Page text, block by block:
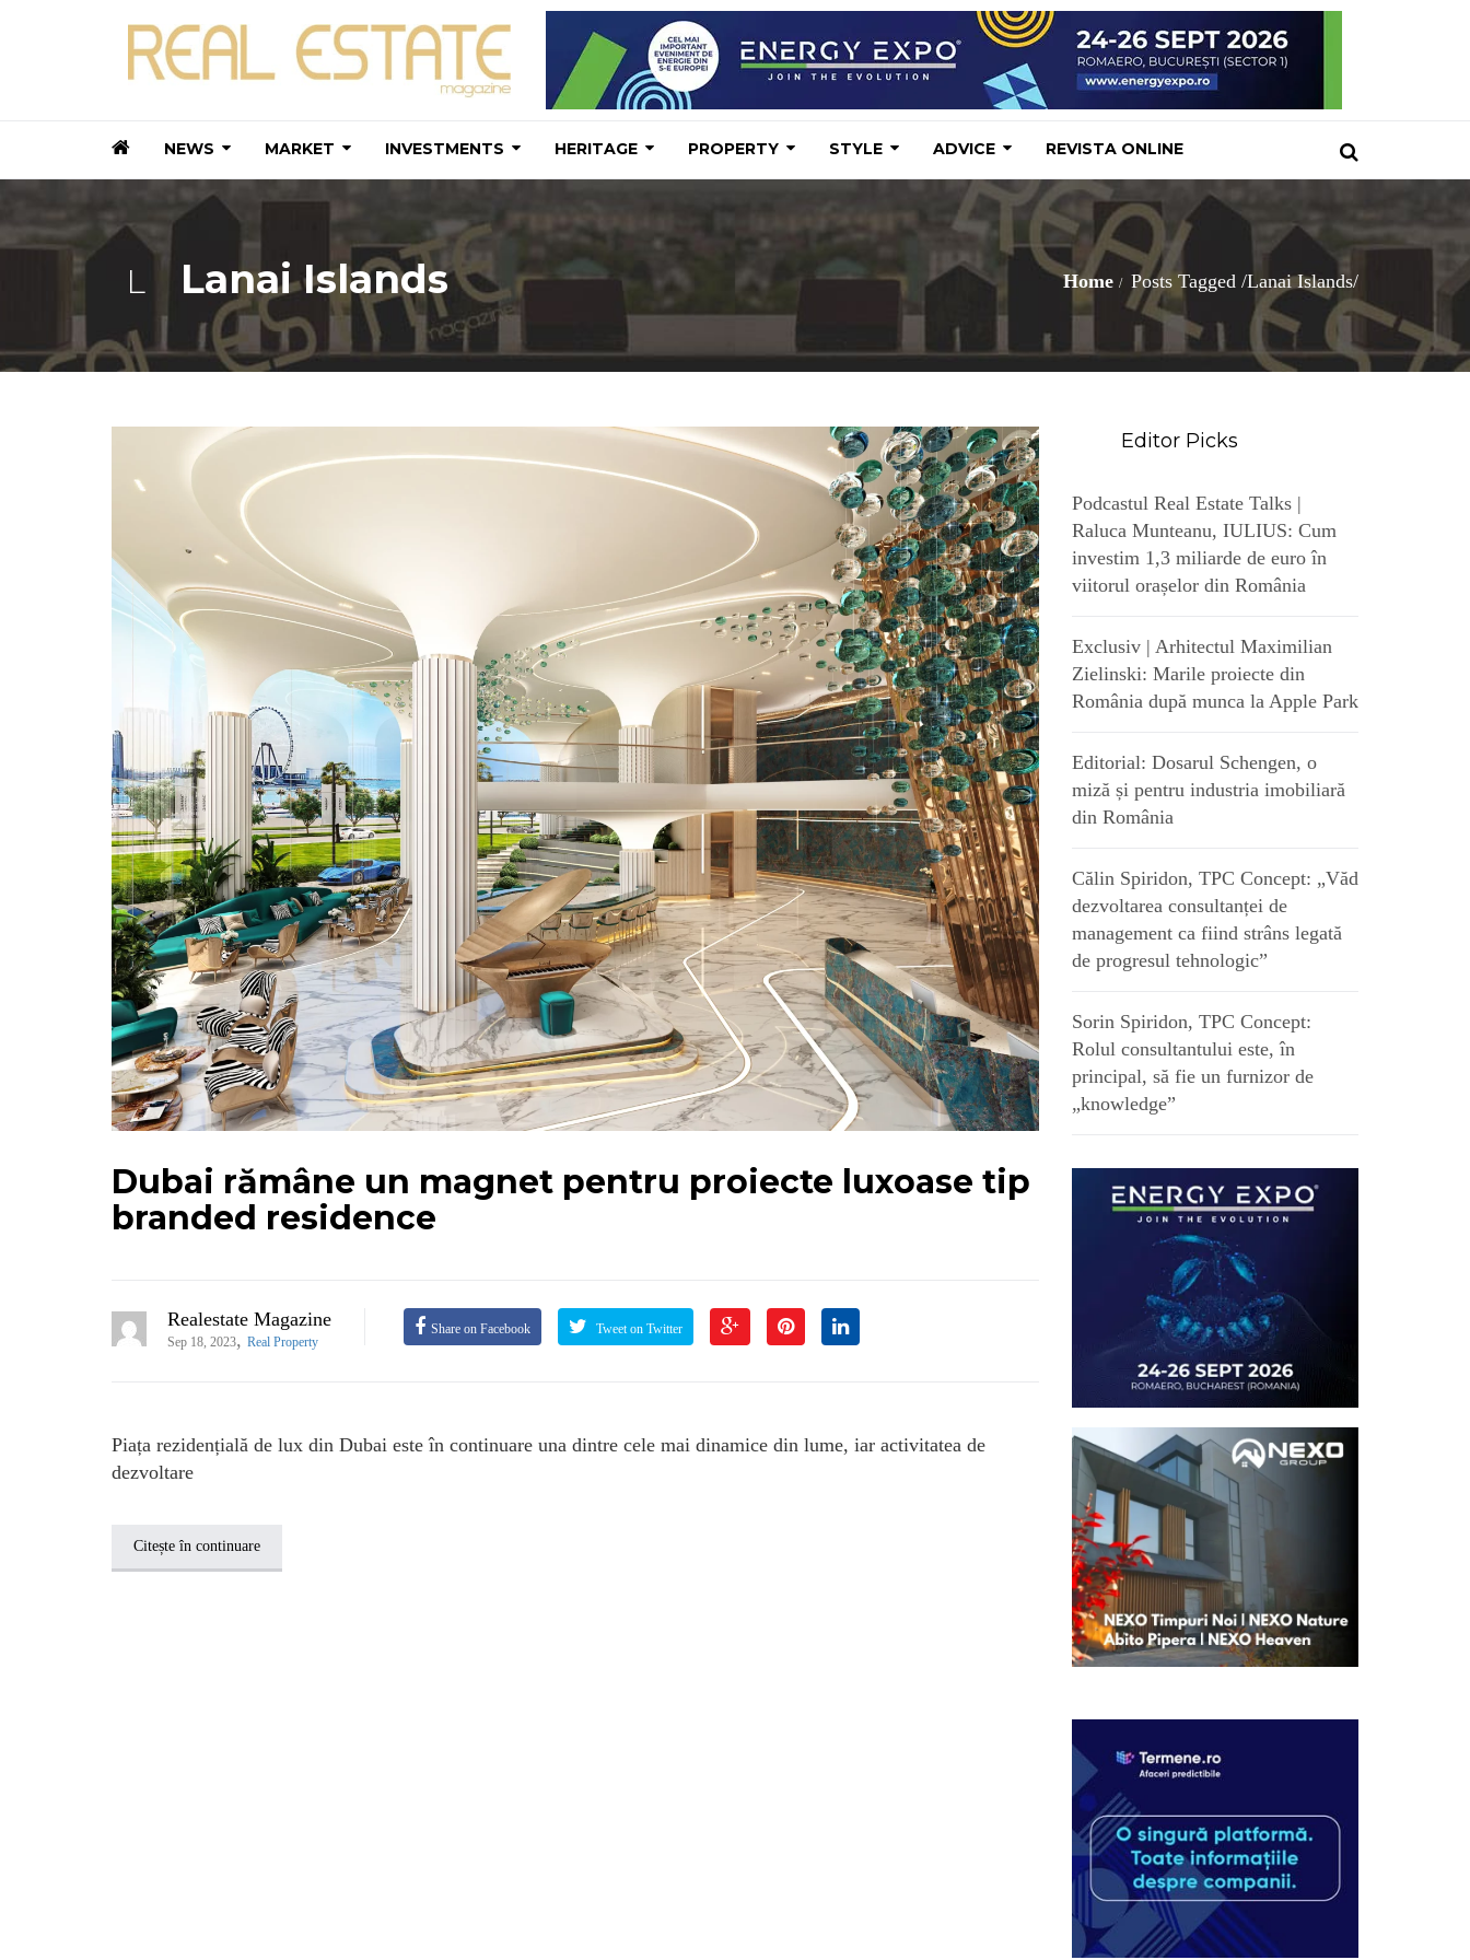
NEWS MARKET INVESTMENTS HERITAGE PROPERTY STYLE ADVICE REVISTA ONLINE
L Lanai Islands Home Posts Tagged /Lanai Islands/
Dubai rămâne un magnet pentru proiecte luxoase tip
branded residence
Realestate Magazine
Sep 18, 2023, Real Property
Share on Facebook Tweet on Twitter
Piața rezidențială de lux din Dubai este în continuare una dintre cele mai dinamice din lume, iar activitatea de
dezvoltare
Citește în continuare
Editor Picks
Podcastul Real Estate Talks |
Raluca Munteanu, IULIUS: Cum
investim 1,3 miliarde de euro în
viitorul orașelor din România
Exclusiv | Arhitectul Maximilian
Zielinski: Marile proiecte din
România după munca la Apple Park
Editorial: Dosarul Schengen, o
miză și pentru industria imobiliară
din România
Călin Spiridon, TPC Concept: „Văd
dezvoltarea consultanței de
management ca fiind strâns legată
de progresul tehnologic”
Sorin Spiridon, TPC Concept:
Rolul consultantului este, în
principal, să fie un furnizor de
„knowledge”